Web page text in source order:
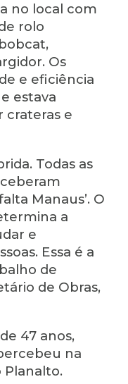
no local com
rolo
Os
e eficiência
estava
crateras e
Todas as
Manaus’. O
a
e
Essa é a
de
de Obras,
47 anos,
na